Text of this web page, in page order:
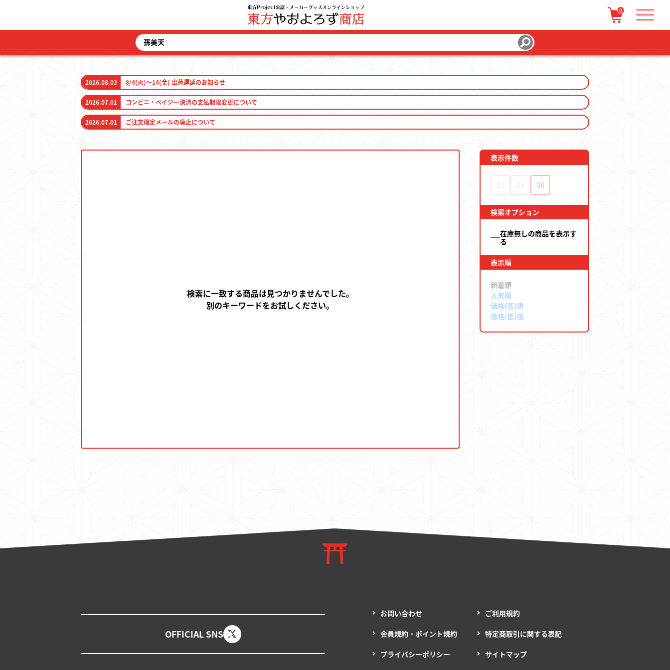
0
ログイン / 会員登録 カートを見る
2026.08.03 8/4(火)～14(金) 出荷遅延のお知らせ
2026.07.01 コンビニ・ペイジー決済の支払期限変更について
2026.07.01 ご注文確定メールの廃止について
表示件数
36
検索オプション
在庫無しの商品を表示す
る
表示順
新着順
人気順
価格(高)順
価格(低)順
検索に一致する商品は見つかりませんでした。
別のキーワードをお試しください。
OFFICIAL SNS
お問い合わせ ご利用規約
会員規約・ポイント規約 特定商取引に関する表記
プライバシーポリシー サイトマップ